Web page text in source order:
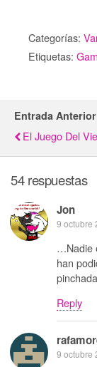
Categorías:
Etiquetas:
Entrada Anterior
El Juego Del
54 respuestas
Jon
9 octubre
…Nadie
han
Reply
9 octubre